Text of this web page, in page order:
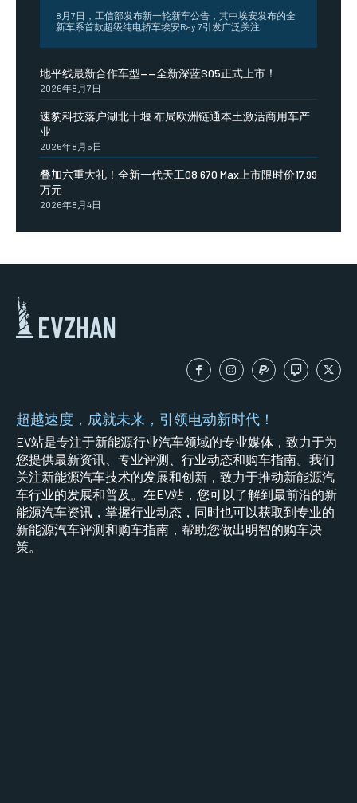
8月7日，工信部发布新一轮新车公告，其中埃安发布的全
新车系首款超级纯电轿车埃安Ray 7引发广泛关注
地平线最新合作车型——全新深蓝S05正式上市！
2026年8月7日
速豹科技落户湖北十堰 布局欧洲链通本土激活商用车产
业
2026年8月5日
叠加六重大礼！全新一代天工08 670 Max上市限时价17.99
万元
2026年8月4日
EVZHAN
超越速度，成就未来，引领电动新时代！
EV站是专注于新能源行业汽车领域的专业媒体，致力于为
您提供最新资讯、专业评测、行业动态和购车指南。我们
关注新能源汽车技术的发展和创新，致力于推动新能源汽
车行业的发展和普及。在EV站，您可以了解到最前沿的新
能源汽车资讯，掌握行业动态，同时也可以获取到专业的
新能源汽车评测和购车指南，帮助您做出明智的购车决
策。